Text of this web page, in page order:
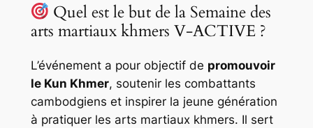
Quel est le but de la Semaine des
arts martiaux khmers V-ACTIVE ?
L’événement a pour objectif de promouvoir
le Kun Khmer, soutenir les combattants
cambodgiens et inspirer la jeune génération
à pratiquer les arts martiaux khmers. Il sert